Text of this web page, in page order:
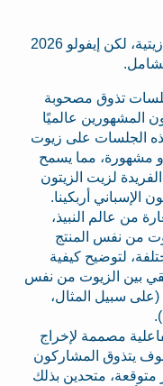
إن تذوّق المأكولات هو جوهر أي فعالية زيتية، لكن إيفولو 2026
تذوق مصحوبة
المشهورين عالميًا
الجلسات على زيوت
مشهورة، مما يسمح
لزيت الزيتون
الإسباني أربكينا.
من عالم النبيذ،
من نفس المنتج
لتوضيح كيفية
بين الزيوت من نفس
سبيل المثال،
مصممة لإخراج
يتذوق المشاركون
متوقعة، متحدين بذلك